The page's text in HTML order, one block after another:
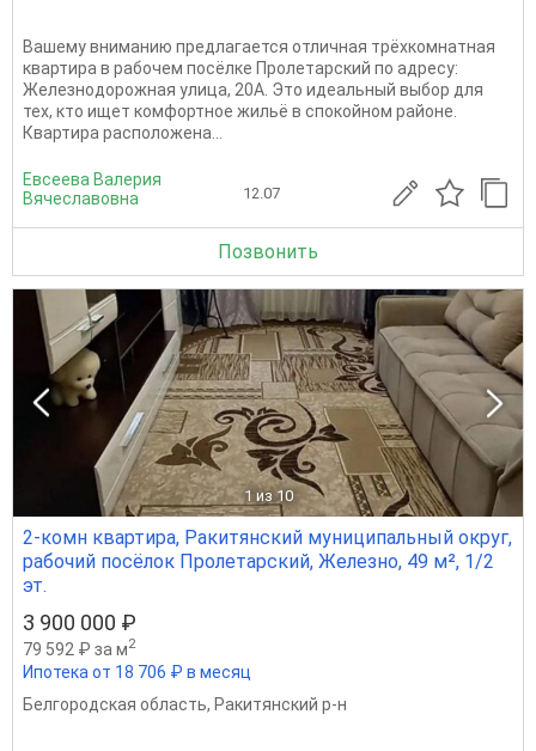
Вашему вниманию предлагается отличная трёхкомнатная
квартира в рабочем посёлке Пролетарский по адресу:
Железнодорожная улица, 20А. Это идеальный выбор для
тех, кто ищет комфортное жильё в спокойном районе.
Квартира расположена...
Евсеева Валерия
Вячеславовна
12.07
Позвонить
1 из 10
2-комн квартира, Ракитянский муниципальный округ,
рабочий посёлок Пролетарский, Железно, 49 м², 1/2
эт.
3 900 000 ₽
79 592 ₽ за м2
Ипотека от 18 706 ₽ в месяц
Белгородская область, Ракитянский р-н